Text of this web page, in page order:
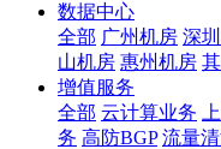
数据中心
全部 广州机房 深
山机房 惠州机房
增值服务
全部 云计算业务
务 高防BGP 流量